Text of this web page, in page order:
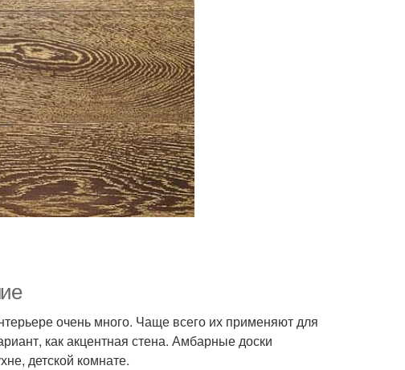
очень много. Чаще всего их применяют для
как акцентная стена. Амбарные доски
детской комнате.